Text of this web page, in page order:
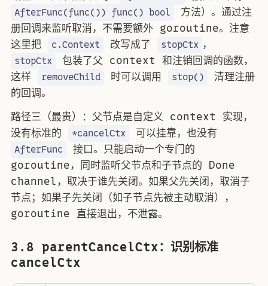
AfterFunc(func()) func() bool
方法）。通过注
册回调来监听取消，不需要额外 goroutine。注意
这里把
c.Context 改写成了 stopCtx ，
stopCtx
包装了父 context 和注销回调的函数，
这样
removeChild 时可以调用 stop()
清理注册
的回调。
路径三（最贵）：父节点是自定义 context 实现，
没有标准的
*cancelCtx 可以挂靠，也没有
AfterFunc
接口。只能启动一个专门的
goroutine，同时监听父节点和子节点的 Done
channel，取决于谁先关闭。如果父先关闭，取消子
节点；如果子先关闭（如子节点先被主动取消），
goroutine 直接退出，不泄露。
3.8 parentCancelCtx：识别标准
cancelCtx